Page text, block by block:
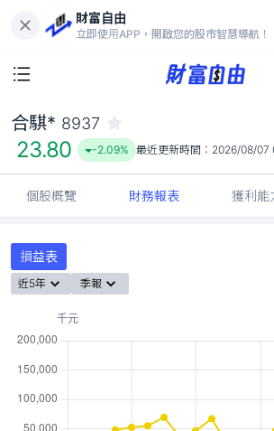
財富自由
立即使用APP，開啟您的股市智慧導航！
23.80
-2.09%
合騏* 8937
23.80 -2.09% 最近更新時間： 2026/08/07
個股概覽 財務報表 獲利能
損益表
近5年 季報